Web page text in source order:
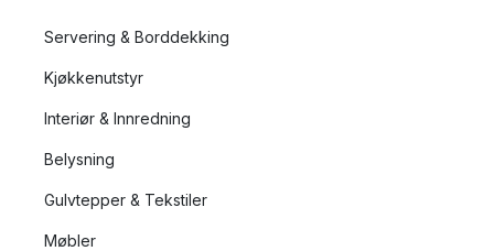
Servering & Borddekking
Kjøkkenutstyr
Interiør & Innredning
Belysning
Gulvtepper & Tekstiler
Møbler